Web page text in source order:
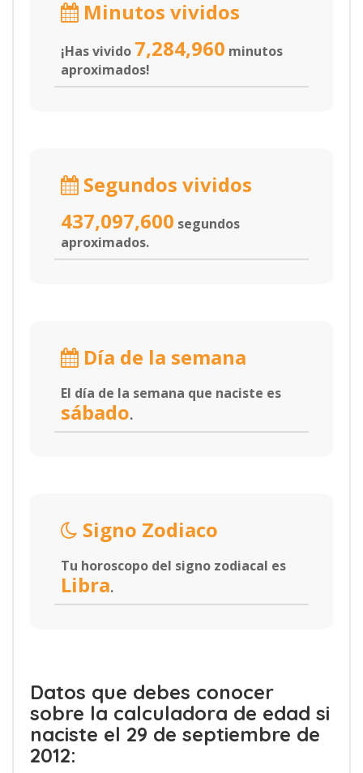
Minutos vividos
¡Has vivido 7,284,960 minutos
aproximados!
Segundos vividos
437,097,600 segundos
aproximados.
Día de la semana
El día de la semana que naciste es
sábado.
Signo Zodiaco
Tu horoscopo del signo zodiacal es
Libra.
Datos que debes conocer
sobre la calculadora de edad si
naciste el 29 de septiembre de
2012: